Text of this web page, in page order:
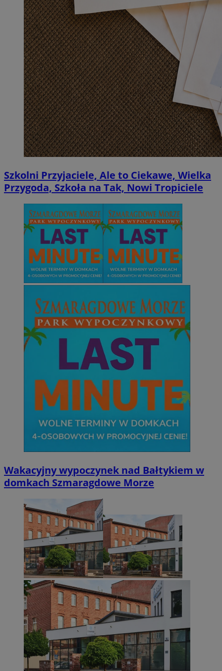
Szkolni Przyjaciele, Ale to Ciekawe, Wielka
Przygoda, Szkoła na Tak, Nowi Tropiciele
Wakacyjny wypoczynek nad Bałtykiem w
domkach Szmaragdowe Morze